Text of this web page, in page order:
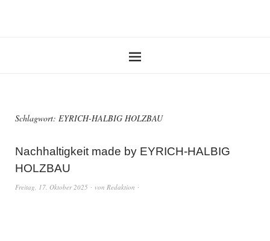
Schlagwort: EYRICH-HALBIG HOLZBAU
Nachhaltigkeit made by EYRICH-HALBIG
HOLZBAU
Freitag, 17. Oktober 2025 von Redaktion